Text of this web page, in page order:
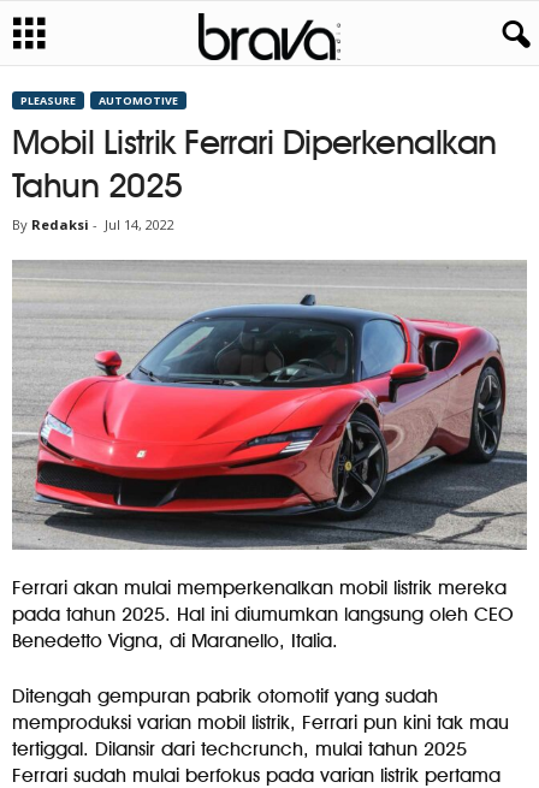
PLEASURE AUTOMOTIVE
Mobil Listrik Ferrari Diperkenalkan
Tahun 2025
By Redaksi - Jul 14, 2022
Ferrari akan mulai memperkenalkan mobil listrik mereka
pada tahun 2025. Hal ini diumumkan langsung oleh CEO
Benedetto Vigna, di Maranello, Italia.
Ditengah gempuran pabrik otomotif yang sudah
memproduksi varian mobil listrik, Ferrari pun kini tak mau
tertiggal. Dilansir dari techcrunch, mulai tahun 2025
Ferrari sudah mulai berfokus pada varian listrik pertama